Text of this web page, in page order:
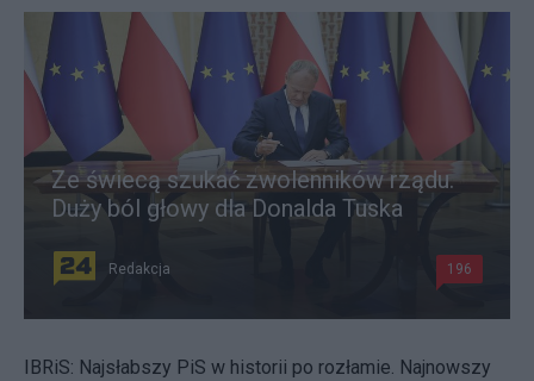
Ze świecą szukać zwolenników rządu.
Duży ból głowy dla Donalda Tuska
Redakcja 196
IBRiS: Najsłabszy PiS w historii po rozłamie. Najnowszy